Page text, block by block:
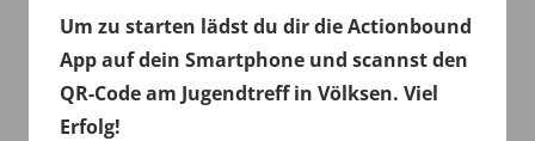
Um zu starten lädst du dir die Actionbound
App auf dein Smartphone und scannst den
QR-Code am Jugendtreff in Völksen. Viel
Erfolg!